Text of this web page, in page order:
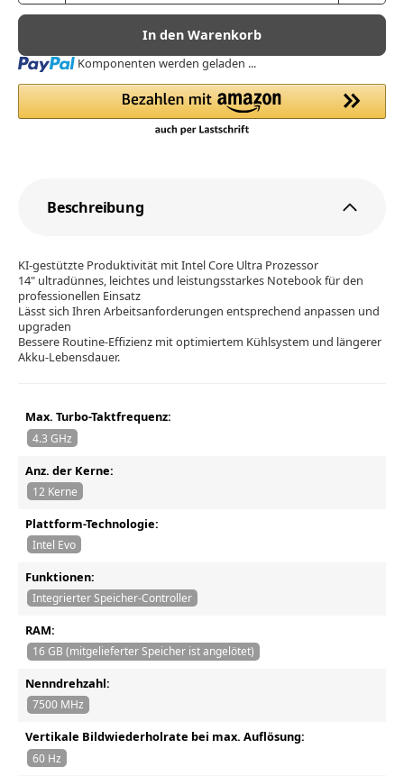
In den Warenkorb
Loading... Komponenten werden geladen ...
Beschreibung
KI-gestützte Produktivität mit Intel Core Ultra Prozessor
14" ultradünnes, leichtes und leistungsstarkes Notebook für den
professionellen Einsatz
Lässt sich Ihren Arbeitsanforderungen entsprechend anpassen und
upgraden
Bessere Routine-Effizienz mit optimiertem Kühlsystem und längerer
Akku-Lebensdauer.
Max. Turbo-Taktfrequenz:
4.3 GHz
Anz. der Kerne:
12 Kerne
Plattform-Technologie:
Intel Evo
Funktionen:
Integrierter Speicher-Controller
RAM:
16 GB (mitgelieferter Speicher ist angelötet)
Nenndrehzahl:
7500 MHz
Vertikale Bildwiederholrate bei max. Auflösung:
60 Hz